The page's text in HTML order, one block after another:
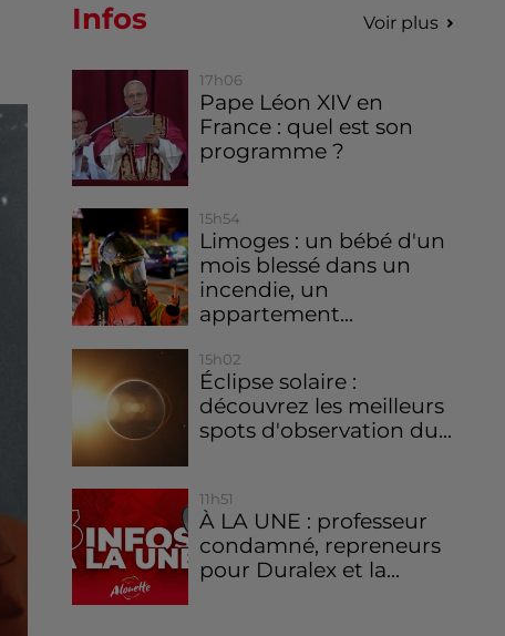
Infos Voir plus
17h06
Pape Léon XIV en
France : quel est son
programme ?
15h54
Limoges : un bébé d'un
mois blessé dans un
incendie, un
appartement...
15h02
Éclipse solaire :
découvrez les meilleurs
spots d'observation du...
11h51
À LA UNE : professeur
condamné, repreneurs
pour Duralex et la...